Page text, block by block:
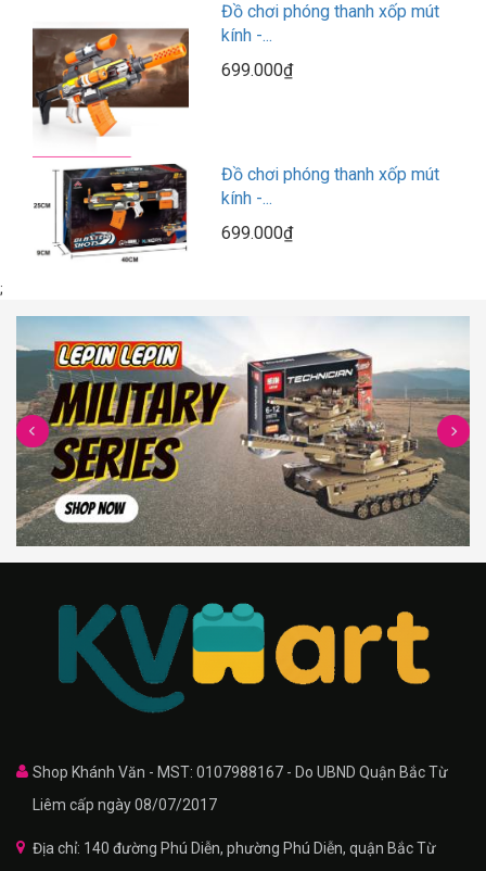
Đồ chơi phóng thanh xốp mút
kính -...
699.000₫
Đồ chơi phóng thanh xốp mút
kính -...
699.000₫
;
Shop Khánh Văn - MST: 0107988167 - Do UBND Quận Bắc Từ
Liêm cấp ngày 08/07/2017
Địa chỉ: 140 đường Phú Diễn, phường Phú Diễn, quận Bắc Từ